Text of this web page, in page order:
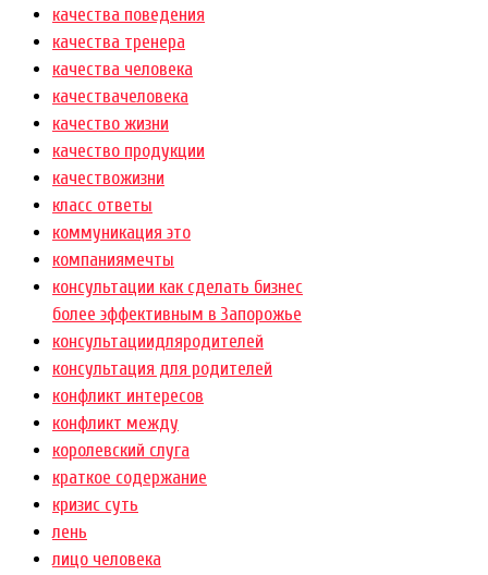
качества поведения
качества тренера
качества человека
качествачеловека
качество жизни
качество продукции
качествожизни
класс ответы
коммуникация это
компаниямечты
консультации как сделать бизнес
более эффективным в Запорожье
консультациидляродителей
консультация для родителей
конфликт интересов
конфликт между
королевский слуга
краткое содержание
кризис суть
лень
лицо человека